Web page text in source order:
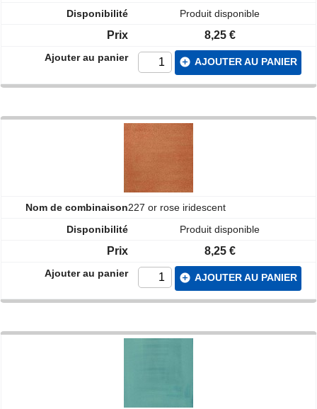
Produit disponible
8,25 €
add_circle AJOUTER AU PANIER
227 or rose iridescent
Produit disponible
8,25 €
add_circle AJOUTER AU PANIER